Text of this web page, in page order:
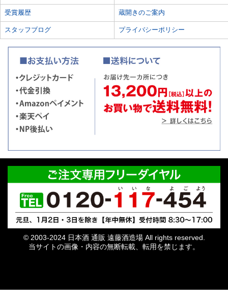
受賞履歴 蔵開きのご案内
スタッフブログ プライバシーポリシー
© 2003-2024 日本酒 通販 遠藤酒造場 All rights reserved.
当サイトの画像・内容の無断転載、転用を禁じます。